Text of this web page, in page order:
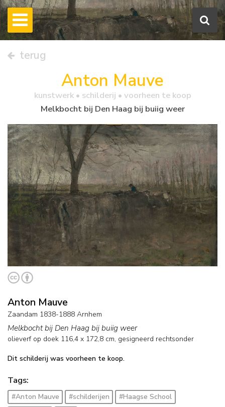
terug
Anton Mauve
kunstwerk • schilderij • voorheen te koop
Melkbocht bij Den Haag bij buiig weer
Anton Mauve
Zaandam 1838-1888 Arnhem
Melkbocht bij Den Haag bij buiig weer
olieverf op doek 116,4 x 172,8 cm, gesigneerd rechtsonder
Dit schilderij was voorheen te koop.
Tags:
#Anton Mauve #schilderijen
#Haagse School